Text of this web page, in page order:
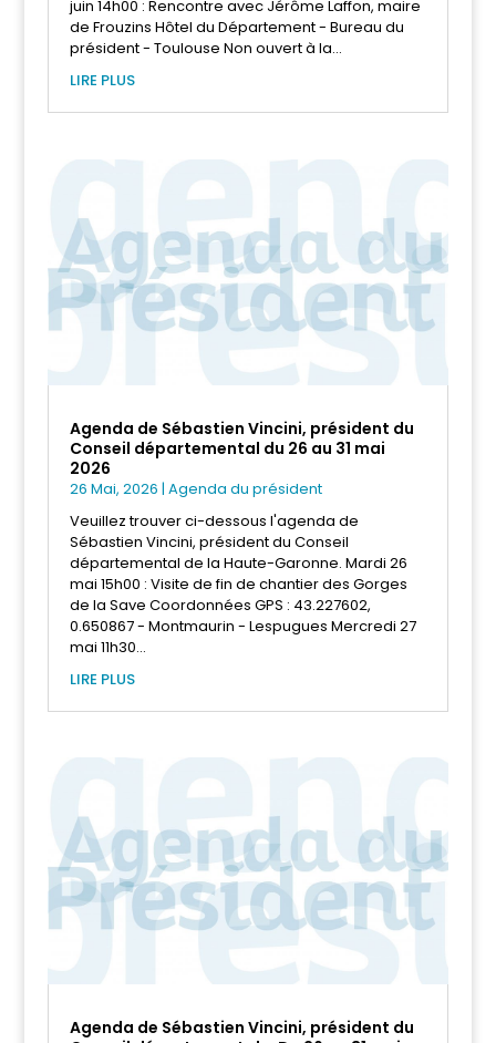
juin 14h00 : Rencontre avec Jérôme Laffon, maire
de Frouzins Hôtel du Département - Bureau du
président - Toulouse Non ouvert à la...
LIRE PLUS
Agenda de Sébastien Vincini, président du
Conseil départemental du 26 au 31 mai
2026
26 Mai, 2026 | Agenda du président
Veuillez trouver ci-dessous l'agenda de
Sébastien Vincini, président du Conseil
départemental de la Haute-Garonne. Mardi 26
mai 15h00 : Visite de fin de chantier des Gorges
de la Save Coordonnées GPS : 43.227602,
0.650867 - Montmaurin - Lespugues Mercredi 27
mai 11h30...
LIRE PLUS
Agenda de Sébastien Vincini, président du